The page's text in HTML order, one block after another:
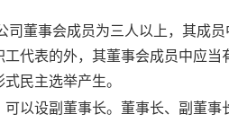
司董事会成员为三人以上，其成
工代表的外，其董事会成员中应
民主选举产生。
可以设副董事长。董事长、副董